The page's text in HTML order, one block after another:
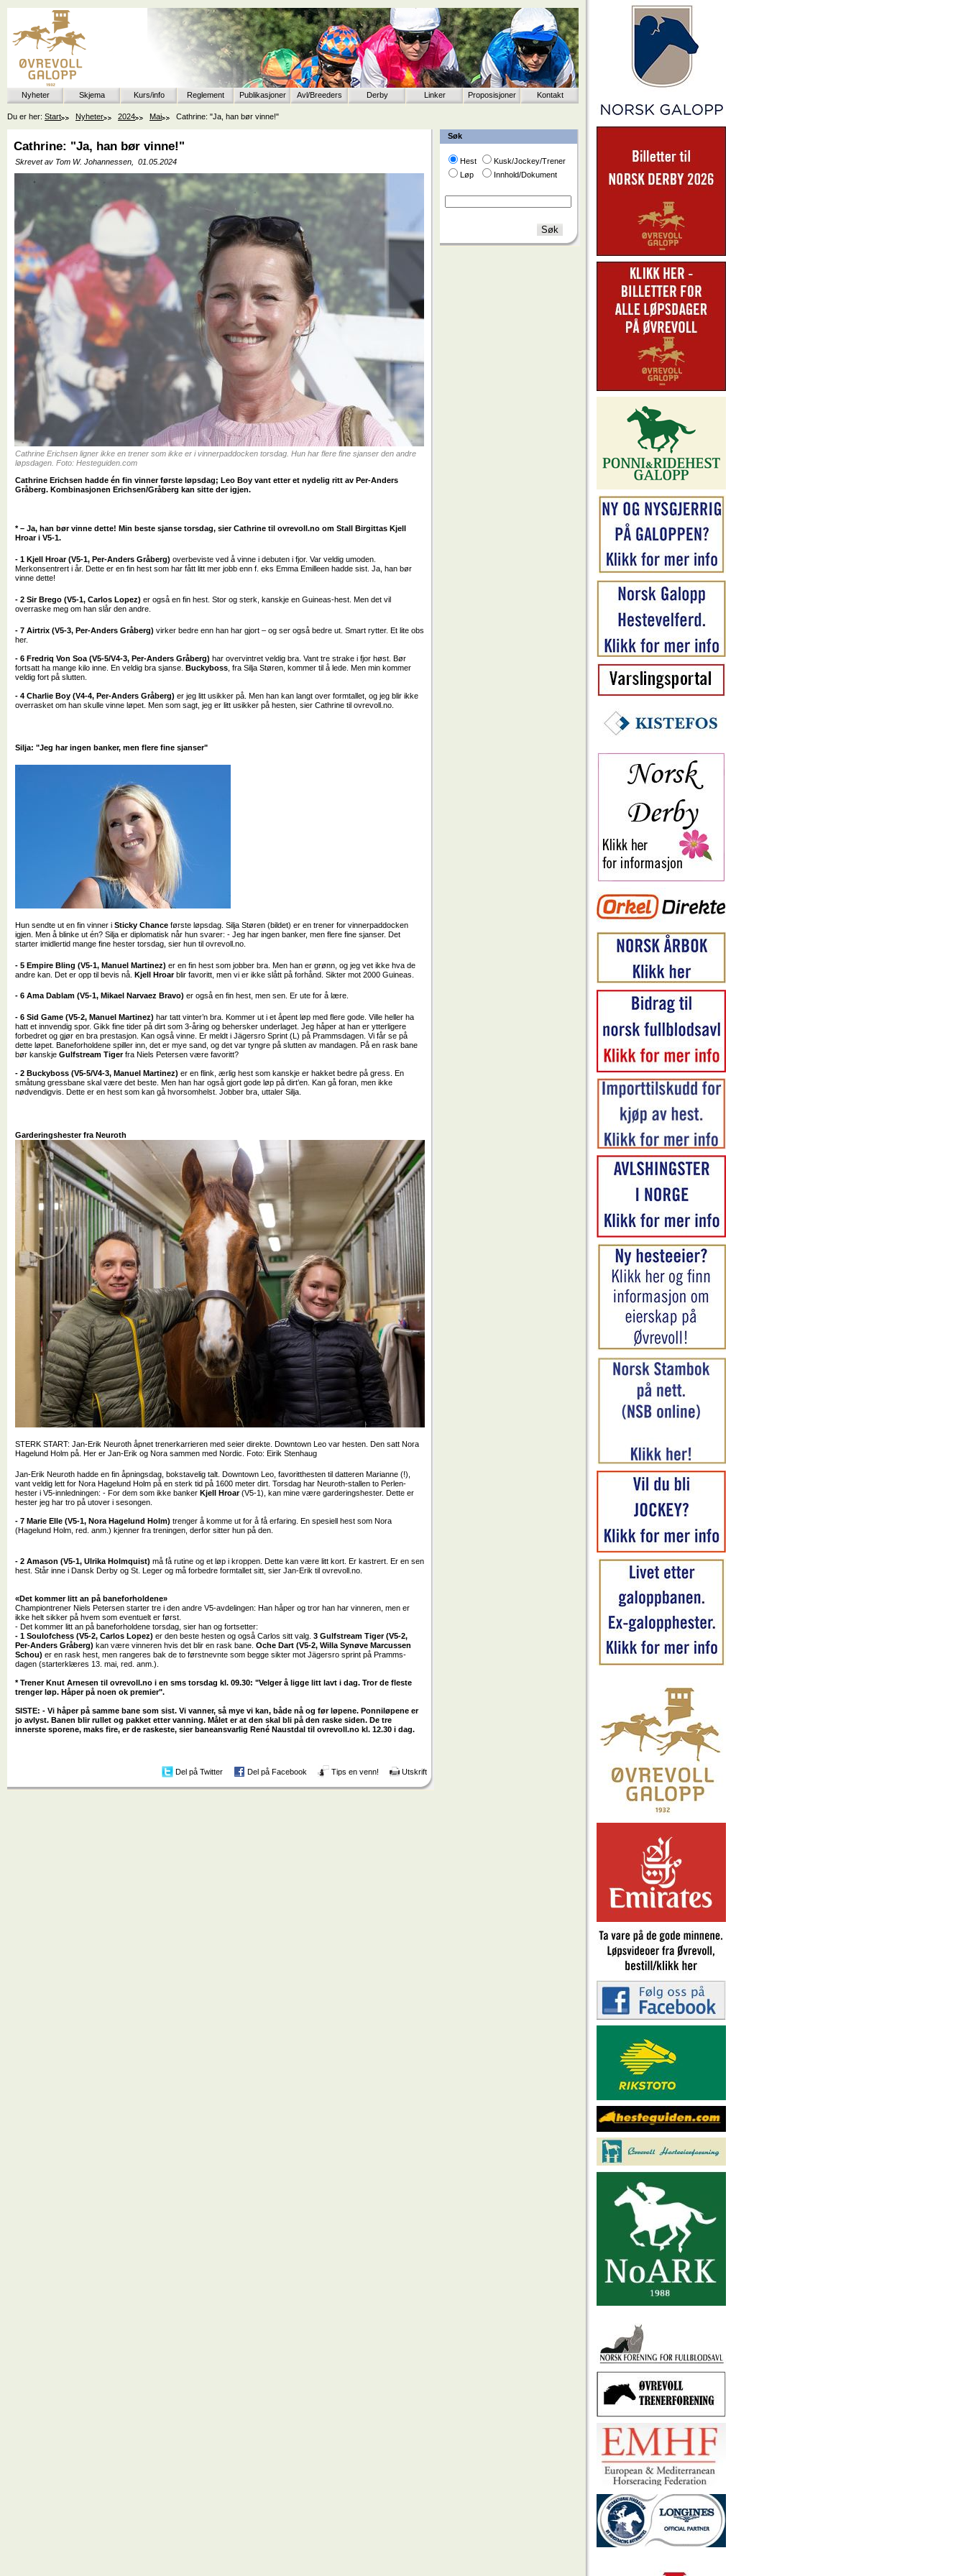
Nyheter Skjema Kurs/info Reglement Publikasjoner Avl/Breeders Derby Linker Proposisjoner Kontakt
Du er her: Start Nyheter 2024 Mai Cathrine: "Ja, han bør vinne!"
Søk
Hest
Kusk/Jockey/Trener
Løp
Innhold/Dokument
Cathrine: "Ja, han bør vinne!"
Skrevet av Tom W. Johannessen, 01.05.2024
Cathrine Erichsen ligner ikke en trener som ikke er i vinnerpaddocken torsdag. Hun har flere fine sjanser den andre
løpsdagen. Foto: Hesteguiden.com
Cathrine Erichsen hadde én fin vinner første løpsdag; Leo Boy vant etter et nydelig ritt av Per-Anders
Gråberg. Kombinasjonen Erichsen/Gråberg kan sitte der igjen.
* – Ja, han bør vinne dette! Min beste sjanse torsdag, sier Cathrine til ovrevoll.no om Stall Birgittas Kjell
Hroar i V5-1.
- 1 Kjell Hroar (V5-1, Per-Anders Gråberg) overbeviste ved å vinne i debuten i fjor. Var veldig umoden.
Merkonsentrert i år. Dette er en fin hest som har fått litt mer jobb enn f. eks Emma Emilleen hadde sist. Ja, han bør
vinne dette!
- 2 Sir Brego (V5-1, Carlos Lopez)er også en fin hest. Stor og sterk, kanskje en Guineas-hest. Men det vil
overraske meg om han slår den andre.
- 7 Airtrix (V5-3, Per-Anders Gråberg)virker bedre enn han har gjort – og ser også bedre ut. Smart rytter. Et lite obs
her.
- 6 Fredriq Von Soa (V5-5/V4-3, Per-Anders Gråberg)har overvintret veldig bra. Vant tre strake i fjor høst. Bør
fortsatt ha mange kilo inne. En veldig bra sjanse.Buckyboss , fra Silja Støren, kommer til å lede. Men min kommer
veldig fort på slutten.
- 4 Charlie Boy (V4-4, Per-Anders Gråberg)er jeg litt usikker på. Men han kan langt over formtallet, og jeg blir ikke
overrasket om han skulle vinne løpet. Men som sagt, jeg er litt usikker på hesten, sier Cathrine til ovrevoll.no.
Silja: "Jeg har ingen banker, men flere fine sjanser"
Hun sendte ut en fin vinner iSticky Chance første løpsdag. Silja Støren (bildet) er en trener for vinnerpaddocken
igjen. Men å blinke ut én? Silja er diplomatisk når hun svarer: - Jeg har ingen banker, men flere fine sjanser. Det
starter imidlertid mange fine hester torsdag, sier hun til ovrevoll.no.
- 5 Empire Bling (V5-1, Manuel Martinez) er en fin hest som jobber bra. Men han er grønn, og jeg vet ikke hva de
andre kan. Det er opp til bevis nå.Kjell Hroarblir favoritt, men vi er ikke slått på forhånd. Sikter mot 2000 Guineas.
- 6 Ama Dablam (V5-1, Mikael Narvaez Bravo) er også en fin hest, men sen. Er ute for å lære.
- 6 Sid Game (V5-2, Manuel Martinez) har tatt vinter’n bra. Kommer ut i et åpent løp med flere gode. Ville heller ha
hatt et innvendig spor. Gikk fine tider på dirt som 3-åring og behersker underlaget. Jeg håper at han er ytterligere
forbedret og gjør en bra prestasjon. Kan også vinne. Er meldt i Jägersro Sprint (L) på Prammsdagen. Vi får se på
dette løpet. Baneforholdene spiller inn, det er mye sand, og det var tyngre på slutten av mandagen. På en rask bane
bør kanskjeGulfstream Tigerfra Niels Petersen være favoritt?
- 2 Buckyboss (V5-5/V4-3, Manuel Martinez) er en flink, ærlig hest som kanskje er hakket bedre på gress. En
småtung gressbane skal være det beste. Men han har også gjort gode løp på dirt’en. Kan gå foran, men ikke
nødvendigvis. Dette er en hest som kan gå hvorsomhelst. Jobber bra, uttaler Silja.
Garderingshester fra Neuroth
STERK START: Jan-Erik Neuroth åpnet trenerkarrieren med seier direkte. Downtown Leo var hesten. Den satt Nora
Hagelund Holm på. Her er Jan-Erik og Nora sammen med Nordic. Foto: Eirik Stenhaug
Jan-Erik Neuroth hadde en fin åpningsdag, bokstavelig talt. Downtown Leo, favoritthesten til datteren Marianne (!),
vant veldig lett for Nora Hagelund Holm på en sterk tid på 1600 meter dirt. Torsdag har Neuroth-stallen to Perlen-
hester i V5-innledningen: - For dem som ikke banker Kjell Hroar(V5-1), kan mine være garderingshester. Dette er
hester jeg har tro på utover i sesongen.
- 7 Marie Elle (V5-1, Nora Hagelund Holm) trenger å komme ut for å få erfaring. En spesiell hest som Nora
(Hagelund Holm, red. anm.) kjenner fra treningen, derfor sitter hun på den.
- 2 Amason (V5-1, Ulrika Holmquist)må få rutine og et løp i kroppen. Dette kan være litt kort. Er kastrert. Er en sen
hest. Står inne i Dansk Derby og St. Leger og må forbedre formtallet sitt, sier Jan-Erik til ovrevoll.no.
«Det kommer litt an på baneforholdene»
Championtrener Niels Petersen starter tre i den andre V5-avdelingen: Han håper og tror han har vinneren, men er
ikke helt sikker på hvem som eventuelt er først.
- Det kommer litt an på baneforholdene torsdag, sier han og fortsetter:
- 1 Soulofchess (V5-2, Carlos Lopez) er den beste hesten og også Carlos sitt valg.3 Gulfstream Tiger (V5-2,
Per-Anders Gråberg) kan være vinneren hvis det blir en rask bane.Oche Dart (V5-2, Willa Synøve Marcussen
Schou) er en rask hest, men rangeres bak de to førstnevnte som begge sikter mot Jägersro sprint på Pramms-
dagen (starterklæres 13. mai, red. anm.).
* Trener Knut Arnesen til ovrevoll.no i en sms torsdag kl. 09.30: "Velger å ligge litt lavt i dag. Tror de fleste
trenger løp. Håper på noen ok premier".
SISTE: - Vi håper på samme bane som sist. Vi vanner, så mye vi kan, både nå og før løpene. Ponniløpene er
jo avlyst. Banen blir rullet og pakket etter vanning. Målet er at den skal bli på den raske siden. De tre
innerste sporene, maks fire, er de raskeste, sier baneansvarlig René Naustdal til ovrevoll.no kl. 12.30 i dag.
Del på Twitter Del på Facebook Tips en venn! Utskrift